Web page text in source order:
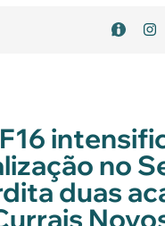
no
duas